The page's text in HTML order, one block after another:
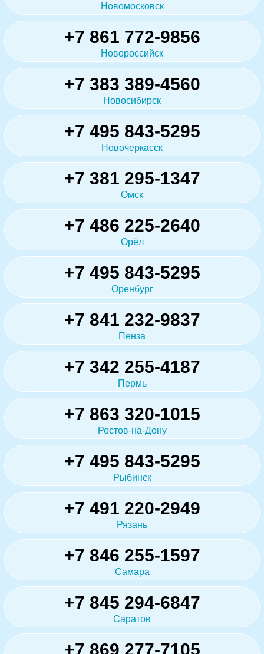
Новомосковск
+7 861 772-9856
Новороссийск
+7 383 389-4560
Новосибирск
+7 495 843-5295
Новочеркасск
+7 381 295-1347
Омск
+7 486 225-2640
Орёл
+7 495 843-5295
Оренбург
+7 841 232-9837
Пенза
+7 342 255-4187
Пермь
+7 863 320-1015
Ростов-на-Дону
+7 495 843-5295
Рыбинск
+7 491 220-2949
Рязань
+7 846 255-1597
Самара
+7 845 294-6847
Саратов
+7 869 277-7105